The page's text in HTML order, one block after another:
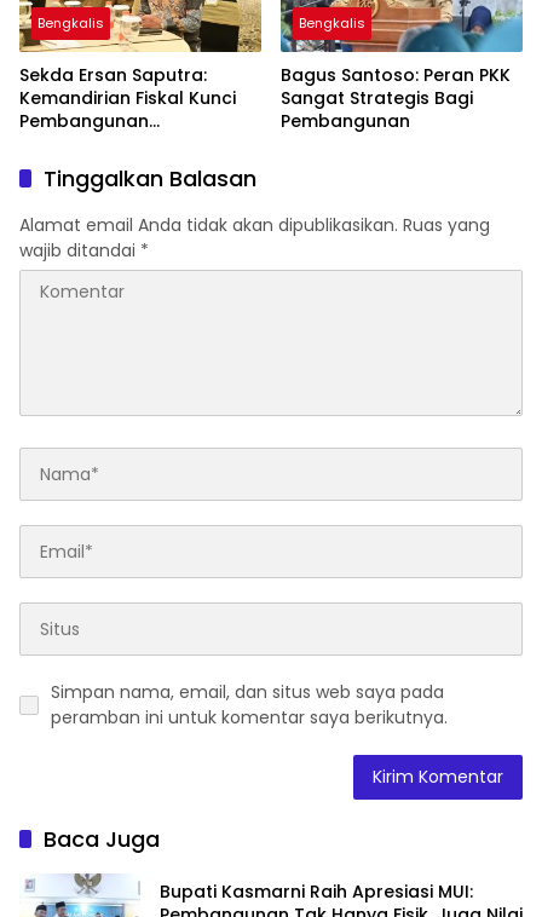
Bengkalis
Sekda Ersan Saputra:
Kemandirian Fiskal Kunci
Pembangunan
Bengkalis
Bagus Santoso: Peran PKK
Sangat Strategis Bagi
Pembangunan
Tinggalkan Balasan
Alamat email Anda tidak akan dipublikasikan. Ruas yang
wajib ditandai *
Simpan nama, email, dan situs web saya pada
peramban ini untuk komentar saya berikutnya.
Baca Juga
Bupati Kasmarni Raih Apresiasi MUI: